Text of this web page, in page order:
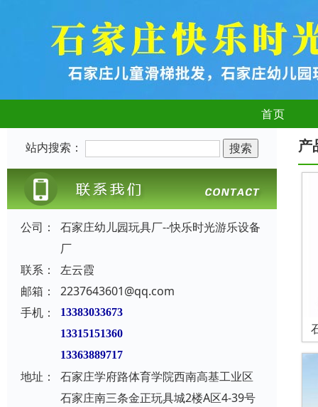
首页
站内搜索：
公司：
石家庄幼儿园玩具厂--快乐时光游乐设备
厂
联系：
左云霞
邮箱：
2237643601@qq.com
手机：
13383033673
13315151360
13363889717
地址：
石家庄学府路体育学院西南高基工业区
石家庄南三条金正玩具城2楼A区4-39号
产